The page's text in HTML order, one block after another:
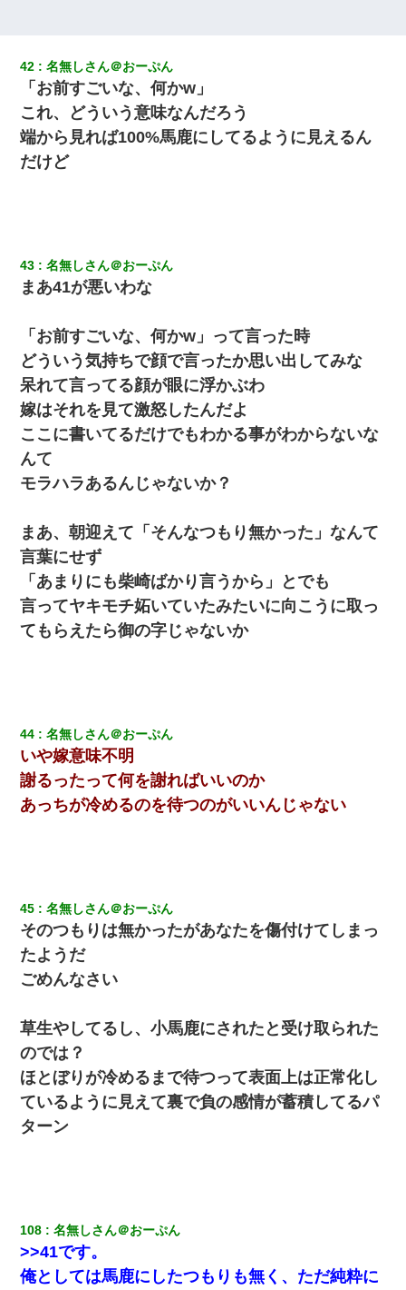
新築の家で。クラクラするくらいの「白粉の匂い」が鼻につくも
嫁＆娘「そんな匂いしない…」ある日、友人奥「素敵なアンティ
ークですね！」俺（！？）
【GJ!】会社から帰宅中、広い駐車場にエンジンかけっ放しの車を
発見。しかも「ヒィ～」みたいな声も聞こえてきたので気になっ
嘘をついてフリン旅行へ出かけた嫁→翌日、嫁「ただいま～」旦
那「娘がシんだよ。何度も連絡したのに…」嫁「えっ」→なん
全く親しくないママ友Aから突然「飲み会しよう」と誘われたがお
断りした。後日Aの企みを知ってゾッとするやら腹立つやら！
書店「息子さんが万引きしました」私「はっ？(息子目の前にいる
し…)うちの子ではないので迎えに行きません」→息子を名乗って
た人物の正体が判明するも・・・
父親がくも膜下出血で突然ﾀﾋ。→母の貯金が0なことが判明。→母
上司「何なの、この書類！！」私「あの‥」上司「今は私が話し
てるの！」私「ですから」上司「黙って聞きなさい！」私「それ
は」上司「言い訳しない！」→結果ｗｗｗｗｗ
【衝撃】職場に入って来た綺麗な新人さんに職場を案内すること
てもらえて良かったな！』→
【修羅場】彼女親「カスな家柄のヤツなんかと家族になるのはご
めんだ」俺「じゃあ別れます…」→ 彼女「なんで言い返してくれ
なかったの？（泣」
義兄嫁「娘が大学に入ったら下宿させて」私「しつこい、学校斡
旋のアパートに行け」→ 旦那が義兄に通報したら「志望校を変え
ろ！」とキレて・・・
今日夫の実家に泊ったんだけど、朝起きたら股間がなんかモッコ
新卒の女性社員に1年半ストーカーされていた。俺「マジで怖い」
上司「話をしてみる」→女性社員「実は10数年前に…」
9月に付き合い始めたけどこの、この人と結婚はないわと判断して
別れた。その元彼が交通事故で重体になっているらしく…
妹が嘘つきな元カレと寄りを戻してしまったという話をしていた
ら、旦那の顔が曇って雰囲気が一転。そそくさと話を切り上げて
いつもより早く寝付いてしまった…｜生活｜ワロタあんてな
42 名無しさん＠おーぷん
「お前すごいな、何かw」
これ、どういう意味なんだろう
端から見れば100%馬鹿にしてるように見えるん
だけど
43 名無しさん＠おーぷん
まあ41が悪いわな
「お前すごいな、何かw」って言った時
どういう気持ちで顔で言ったか思い出してみな
呆れて言ってる顔が眼に浮かぶわ
嫁はそれを見て激怒したんだよ
ここに書いてるだけでもわかる事がわからないな
んて
モラハラあるんじゃないか？
まあ、朝迎えて「そんなつもり無かった」なんて
言葉にせず
「あまりにも柴崎ばかり言うから」とでも
言ってヤキモチ妬いていたみたいに向こうに取っ
てもらえたら御の字じゃないか
44 名無しさん＠おーぷん
いや嫁意味不明
謝るったって何を謝ればいいのか
あっちが冷めるのを待つのがいいんじゃない
45 名無しさん＠おーぷん
そのつもりは無かったがあなたを傷付けてしまっ
たようだ
ごめんなさい
草生やしてるし、小馬鹿にされたと受け取られた
のでは？
ほとぼりが冷めるまで待つって表面上は正常化し
ているように見えて裏で負の感情が蓄積してるパ
ターン
108 名無しさん＠おーぷん
>>41です。
俺としては馬鹿にしたつもりも無く、ただ純粋に